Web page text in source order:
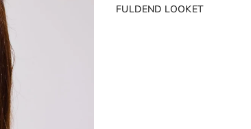
FULDEND LOOKET